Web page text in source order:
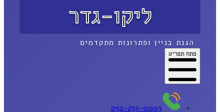
ליקו-גדר
הגנת בניין ופתרונות מתקדמים
פתח תפריט
052-235-0003